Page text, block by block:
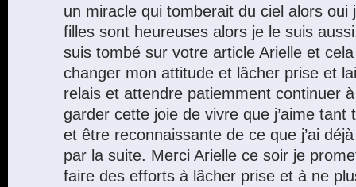
un miracle qui tomberait du ciel alors oui
filles sont heureuses alors je le suis
suis tombé sur votre article Arielle et cela
changer mon attitude et lâcher prise et
relais et attendre patiemment continuer
garder cette joie de vivre que j’aime
et être reconnaissante de ce que j’ai
par la suite. Merci Arielle ce soir je
faire des efforts à lâcher prise et à ne